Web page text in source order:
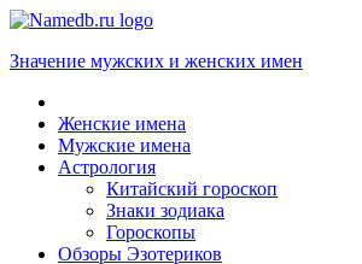
Значение мужских и женских имен
Женские имена
Мужские имена
Астрология
Китайский гороскоп
Знаки зодиака
Гороскопы
Обзоры Эзотериков